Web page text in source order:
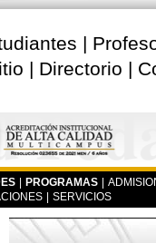
|
| Directorio |
PROGRAMAS
SERVICIOS